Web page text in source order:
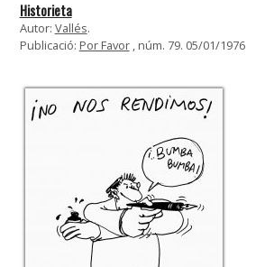
Historieta
Autor: Vallés.
Publicació: Por Favor, núm. 79. 05/01/1976